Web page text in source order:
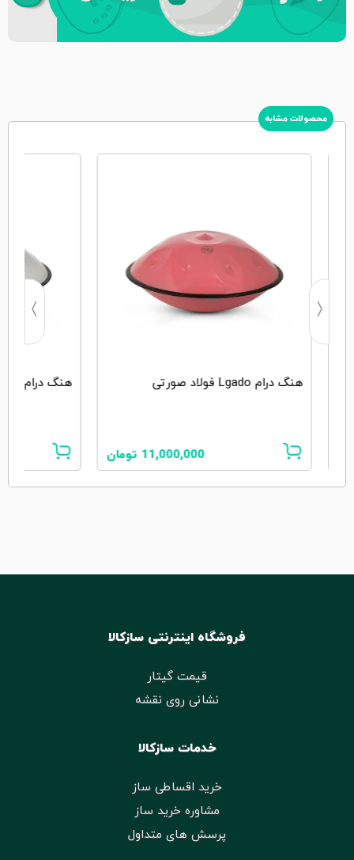
محصولات مشابه
هنگ درام Lgado فولاد صورتی
11,000,000 تومان
هنگ درام Lgado فولاد سفید
فروشگاه اینترنتی سازکالا
قیمت گیتار
نشانی روی نقشه
خدمات سازکالا
خرید اقساطی ساز
مشاوره خرید ساز
پرسش های متداول